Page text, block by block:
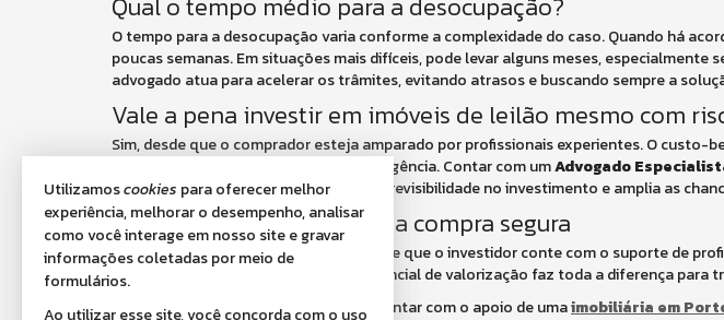
O tempo para a desocupação varia conforme a complexidade do caso. Quando há
poucas semanas. Em situações mais difíceis, pode levar alguns meses, especialmente
advogado atua para acelerar os trâmites, evitando atrasos e buscando sempre a
Vale a pena investir em imóveis de leilão mesmo com
Sim, desde que o comprador esteja amparado por profissionais experientes. O custo-
riscos devem ser controlados com inteligência. Contar com umAdvogado
reduz riscos, como proporciona maior previsibilidade no investimento e amplia as
Apoio estratégico para uma compra segura
Além da assessoria jurídica, é importante que o investidor conte com o suporte de
do imóvel, da sua localização e do potencial de valorização faz toda a diferença para
Por isso, além da consultoria jurídica, contar com o apoio de umaimobiliária em
Utilizamoscookies para oferecer melhor
experiência, melhorar o desempenho, analisar
como você interage em nosso site e gravar
informações coletadas por meio de
formulários.
Ao utilizar esse site, você concorda com o uso